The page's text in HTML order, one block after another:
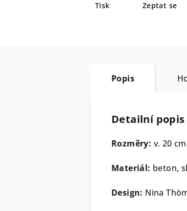
Tisk Zeptat se
Popis
Detailní
Rozměry: v. 20
Materiál: beton,
Design: Nina